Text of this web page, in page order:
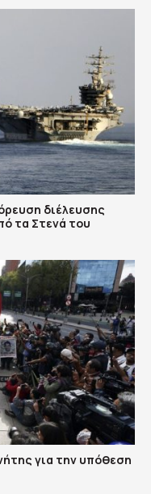
διέλευσης
τα Στενά του
για την υπόθεση